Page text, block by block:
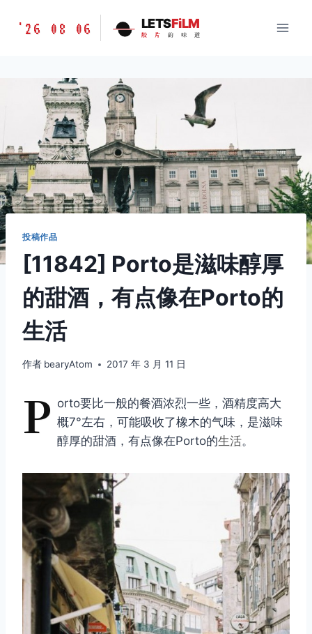
胶
LETSFILM
'26 08 06 LETSFiLM
胶 片 的 味 道
投稿作品
[11842] Porto是滋味醇厚
的甜酒，有点像在Porto的
生活
作者 bearyAtom 2017 年 3 月 11 日
P orto要比一般的餐酒浓烈一些，酒精度高大
概7°左右，可能吸收了橡木的气味，是滋味
醇厚的甜酒，有点像在Porto的生活。 ​​​​